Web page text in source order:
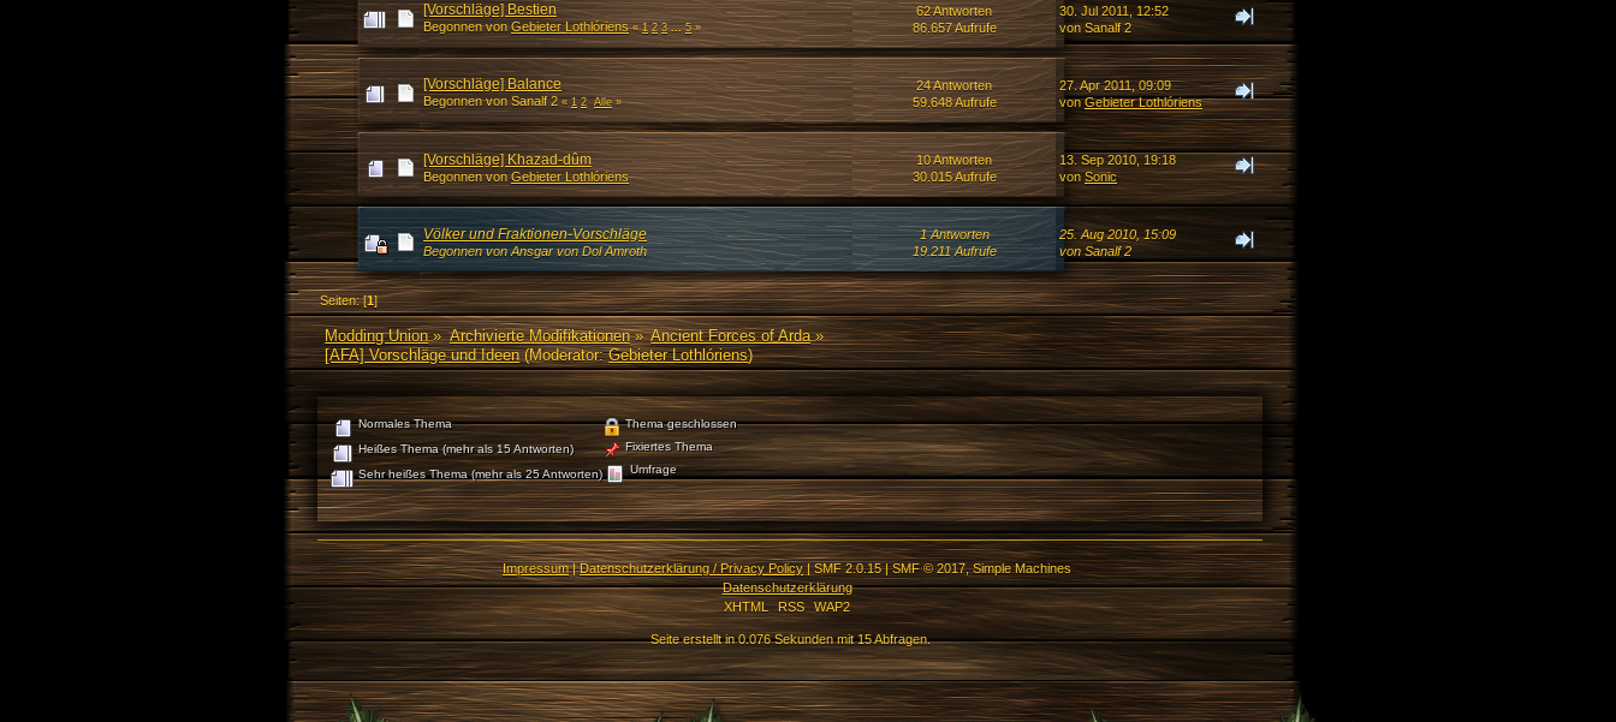
[Vorschläge] Bestien
Begonnen von Gebieter Lothlóriens «1 2 3 ...5»
62 Antworten
86.657 Aufrufe
30. Jul 2011, 12:52
von Sanalf 2
[Vorschläge] Balance
Begonnen von Sanalf 2«1 2 Alle»
24 Antworten
59.648 Aufrufe
27. Apr 2011, 09:09
vonGebieter Lothlóriens
[Vorschläge] Khazad-dûm
Begonnen von Gebieter Lothlóriens
10 Antworten
30.015 Aufrufe
13. Sep 2010, 19:18
vonSonic
Völker und Fraktionen-Vorschläge
Begonnen von Ansgar von Dol Amroth
1 Antworten
19.211 Aufrufe
25. Aug 2010, 15:09
von Sanalf 2
Seiten: [1]
Modding Union» Archivierte Modifikationen» Ancient Forces of Arda»
[AFA] Vorschläge und Ideen(Moderator:Gebieter Lothlóriens)
Normales Thema
Heißes Thema (mehr als 15 Antworten)
Sehr heißes Thema (mehr als 25 Antworten)
Thema geschlossen
Fixiertes Thema
Umfrage
Impressum|Datenschutzerklärung / Privacy Policy|SMF 2.0.15|SMF © 2017,Simple Machines
Datenschutzerklärung
XHTML
RSS WAP2
Seite erstellt in 0.076 Sekunden mit 15 Abfragen.